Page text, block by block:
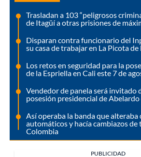
Trasladan a 103 “peligrosos
de Itagüí a otras prisiones de
Disparan contra funcionario del
su casa de trabajar en La Picota
Los retos en seguridad para la
de la Espriella en Cali este 7 de
Vendedor de panela será invitado
posesión presidencial de Abelardo
Así operaba la banda que alteraba
automáticos y hacía cambiazos de
Colombia
PUBLICIDAD